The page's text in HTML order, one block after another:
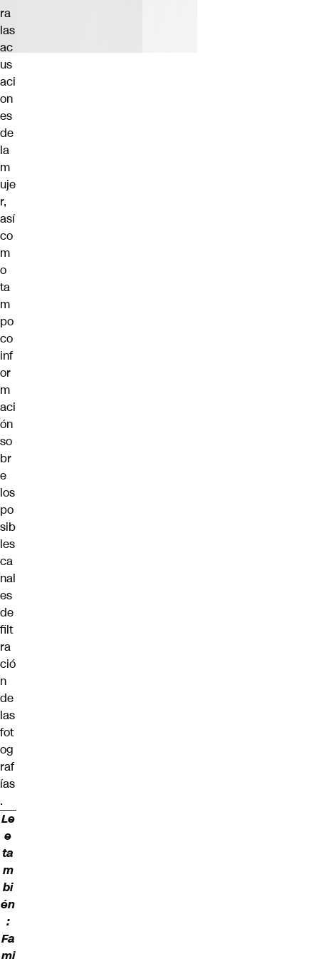
ra
las
ac
us
aci
on
es
de
la
m
uje
r,
así
co
m
o
ta
m
po
co
inf
or
m
aci
ón
so
br
e
los
po
sib
les
ca
nal
es
de
filt
ra
ció
n
de
las
fot
og
raf
ías
.
Le
e
ta
m
bi
én
:
Fa
mi